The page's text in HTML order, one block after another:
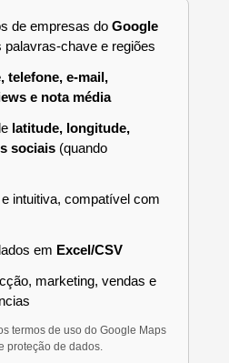
de empresas do Google
palavras-chave e regiões
telefone, e-mail,
e nota média
latitude, longitude,
sociais (quando
intuitiva, compatível com
em Excel/CSV
marketing, vendas e
termos de uso do Google Maps
proteção de dados.